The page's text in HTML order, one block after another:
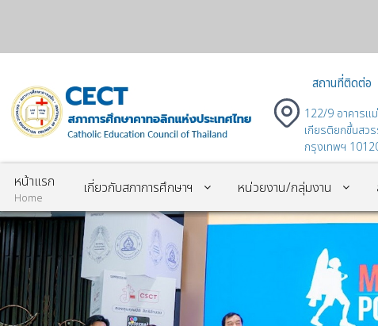
สถานที่ติดต่อ
122/9 อาคารแ
เกียรติยกขึ้นสว
กรุงเทพฯ
หน้าแรก
Home
เกี่ยวกับสภาการศึกษาฯ หน่วยงาน/กลุ่มงาน